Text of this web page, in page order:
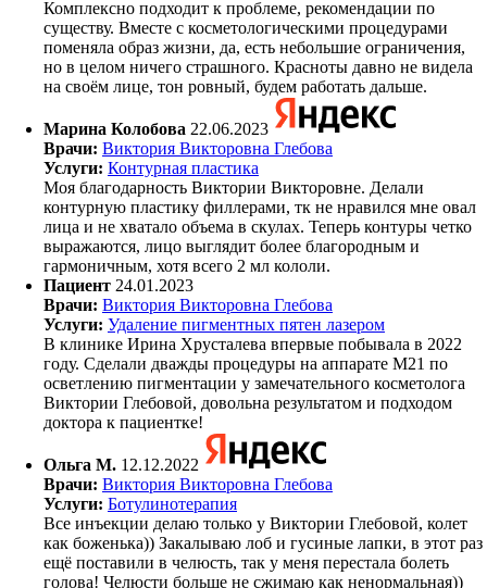
Комплексно подходит к проблеме, рекомендации по
существу. Вместе с косметологическими процедурами
поменяла образ жизни, да, есть небольшие ограничения,
но в целом ничего страшного. Красноты давно не видела
на своём лице, тон ровный, будем работать дальше.
Марина Колобова 22.06.2023
Врачи: Виктория Викторовна Глебова
Услуги: Контурная пластика
Моя благодарность Виктории Викторовне. Делали
контурную пластику филлерами, тк не нравился мне овал
лица и не хватало объема в скулах. Теперь контуры четко
выражаются, лицо выглядит более благородным и
гармоничным, хотя всего 2 мл кололи.
Пациент 24.01.2023
Врачи: Виктория Викторовна Глебова
Услуги: Удаление пигментных пятен лазером
В клинике Ирина Хрусталева впервые побывала в 2022
году. Сделали дважды процедуры на аппарате М21 по
осветлению пигментации у замечательного косметолога
Виктории Глебовой, довольна результатом и подходом
доктора к пациентке!
Ольга М. 12.12.2022
Врачи: Виктория Викторовна Глебова
Услуги: Ботулинотерапия
Все инъекции делаю только у Виктории Глебовой, колет
как боженька)) Закалываю лоб и гусиные лапки, в этот раз
ещё поставили в челюсть, так у меня перестала болеть
голова! Челюсти больше не сжимаю как ненормальная))